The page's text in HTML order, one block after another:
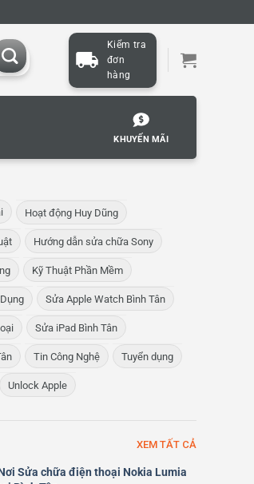
Kiểm tra
đơn
hàng
KHUYẾN MÃI
Hoạt động Huy Dũng
Hướng dẫn sửa chữa Sony
Kỹ Thuật Phần Mềm
Sửa Apple Watch Bình Tân
Sửa iPad Bình Tân
Tin Công Nghệ Tuyển dụng
Unlock Apple
XEM TẤT CẢ
Sửa chữa điện thoại Nokia Lumia